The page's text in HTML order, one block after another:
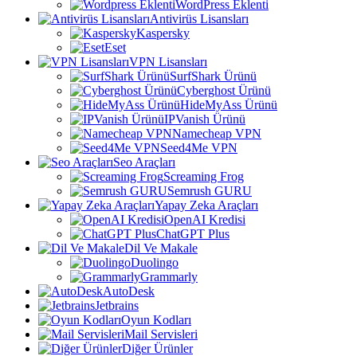
WordPress Eklenti
Antivirüs Lisansları
Kaspersky
Eset
VPN Lisansları
SurfShark Ürünü
Cyberghost Ürünü
HideMyAss Ürünü
IPVanish Ürünü
Namecheap VPN
Seed4Me VPN
Seo Araçları
Screaming Frog
Semrush GURU
Yapay Zeka Araçları
OpenAI Kredisi
ChatGPT Plus
Dil Ve Makale
Duolingo
Grammarly
AutoDesk
Jetbrains
Oyun Kodları
Mail Servisleri
Diğer Ürünler